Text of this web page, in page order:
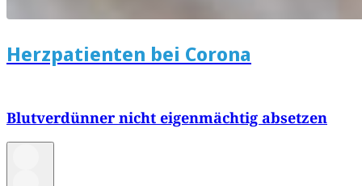
Herzpatienten bei Corona
Blutverdünner nicht eigenmächtig absetzen